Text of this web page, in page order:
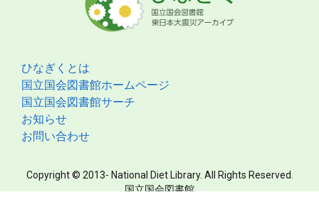
ひなぎくとは
国立国会図書館ホームページ
国立国会図書館サーチ
お知らせ
お問い合わせ
Copyright © 2013- National Diet Library. All Rights Reserved.